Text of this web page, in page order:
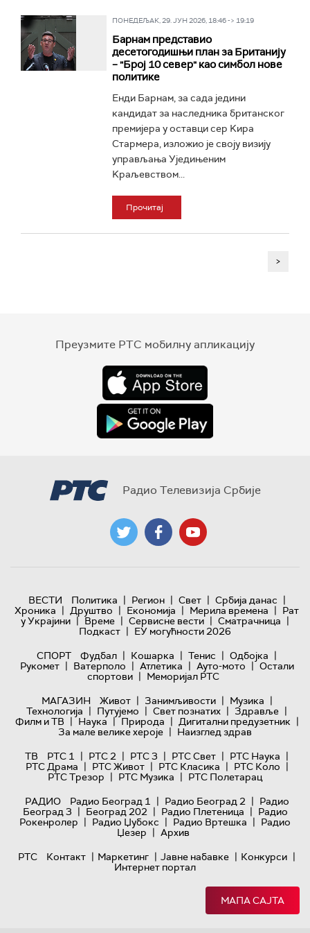
ПОНЕДЕЉАК, 29. ЈУН 2026, 18:46 -> 19:19
Барнам представио
десетогодишњи план за Британију
– "Број 10 север" као симбол нове
политике
Енди Барнам, за сада једини
кандидат за наследника британског
премијера у оставци сер Kира
Стармера, изложио је своју визију
управљања Уједињеним
Kраљевством...
Прочитај
>
Преузмите РТС мобилну апликацију
Радио Телевизија Србије
ВЕСТИ Политика | Регион | Свет | Србија данас |
Хроника | Друштво | Економија | Мерила времена | Рат
у Украјини | Време | Сервисне вести | Сматрачница |
Подкаст | ЕУ могућности 2026
СПОРТ
Фудбал | Кошарка | Тенис | Одбојка |
Рукомет | Ватерполо | Атлетика | Ауто-мото | Остали
спортови | Меморијал РТС
МАГАЗИН
Живот | Занимљивости | Музика |
Технологијa | Путујемо | Свет познатих | Здравље |
Филм и ТВ | Наука | Природа | Дигитални предузетник |
За мале велике хероје | Наизглед здрав
ТВ
РТС 1 | РТС 2 | РТС 3 | РТС Свет | РТС Наука |
РТС Драма | РТС Живот | РТС Класика | РТС Коло |
РТС Трезор | РТС Музика | РТС Полетарац
РАДИО
Радио Београд 1 | Радио Београд 2 | Радио
Београд 3 | Београд 202 | Радио Плетеница | Радио
Рокенролер | Радио Џубокс | Радио Вртешка | Радио
Џезер | Архив
РТС
Контакт | Маркетинг | Јавне набавке | Конкурси |
Интернет портал
МАПА САЈТА